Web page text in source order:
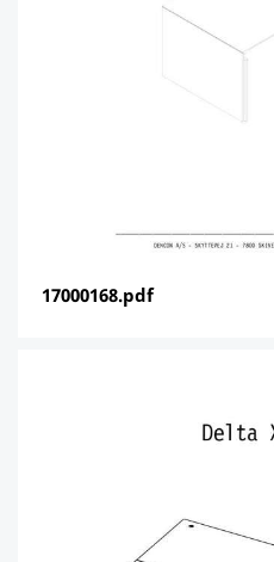
17000168.pdf